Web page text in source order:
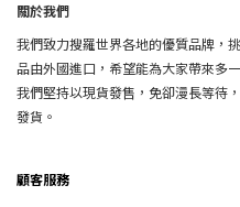
關於我們
我們致力搜羅世界各地的優質品牌，
品由外國進口，希望能為大家帶來多
我們堅持以現貨發售，免卻漫長等待
發貨。
顧客服務